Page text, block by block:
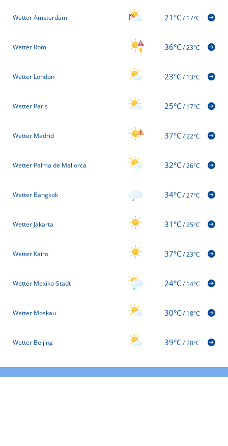
Wetter Amsterdam 21°C/17°C
Wetter Rom 36°C/23°C
Wetter London 23°C/13°C
Wetter Paris 25°C/17°C
Wetter Madrid 37°C/22°C
Wetter Palma de Mallorca 32°C/26°C
Wetter Bangkok 34°C/27°C
Wetter Jakarta 31°C/25°C
Wetter Kairo 37°C/23°C
Wetter Mexiko-Stadt 24°C/14°C
Wetter Moskau 30°C/18°C
Wetter Beijing 39°C/28°C